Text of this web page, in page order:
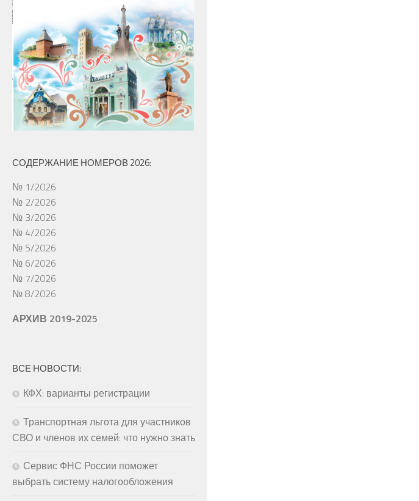
СОДЕРЖАНИЕ НОМЕРОВ 2026:
№ 1/2026
№ 2/2026
№ 3/2026
№ 4/2026
№ 5/2026
№ 6/2026
№ 7/2026
№ 8/2026
АРХИВ 2019-2025
ВСЕ НОВОСТИ:
КФХ: варианты регистрации
Транспортная льгота для участников
СВО и членов их семей: что нужно знать
Сервис ФНС России поможет
выбрать систему налогообложения